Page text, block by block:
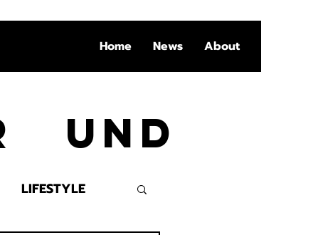
Home News About
und
LIFESTYLE